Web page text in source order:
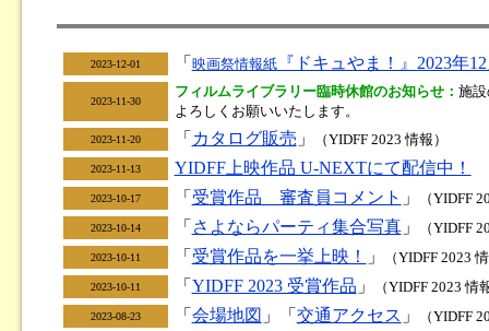
2023-12-01 「 映画祭情報紙『ドキュやま！』2023年
2023-11-30
フィルムライブラリー臨時休館のお知らせ： 施
よろしくお願いいたします。
2023-11-20 「 カタログ販売 」 （YIDFF 2023 情報）
2023-11-13 YIDFF上映作品 U-NEXTにて配信中！
2023-10-17 「 受賞作品 審査員コメント 」 （YIDFF
2023-10-14 「 さよならパーティ集合写真」 （YIDFF
2023-10-11 「 受賞作品を一挙上映！ 」 （YIDFF 2023
2023-10-11 「 YIDFF 2023 受賞作品 」 （YIDFF 2023 情
2023-08-23 「 会場地図 」「 交通アクセス 」 （YIDFF